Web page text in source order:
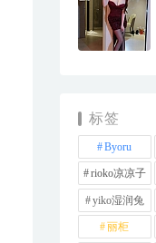
标签
Byoru
rioko凉凉子
yiko湿润兔
丽柜